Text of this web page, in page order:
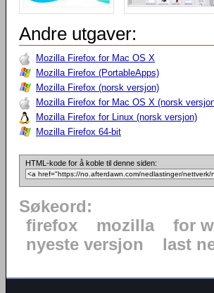
Andre utgaver:
Mozilla Firefox for Mac OS X
Mozilla Firefox (PortableApps)
Mozilla Firefox (norsk versjon)
Mozilla Firefox for Mac OS X (norsk
Mozilla Firefox for Linux (norsk versjon)
Mozilla Firefox 64-bit
HTML-kode for å koble til denne siden:
Søkeord:
firefox
mozilla for
nyeste versjon
last